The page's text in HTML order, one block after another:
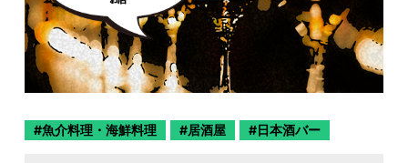
魚介料理・海鮮料理 居酒屋 日本酒バー